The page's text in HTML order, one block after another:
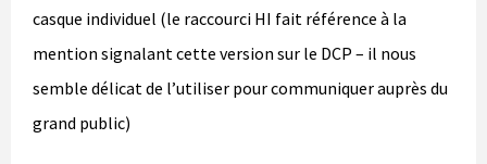
casque individuel (le raccourci HI fait référence à la
mention signalant cette version sur le DCP – il nous
semble délicat de l’utiliser pour communiquer auprès du
grand public)